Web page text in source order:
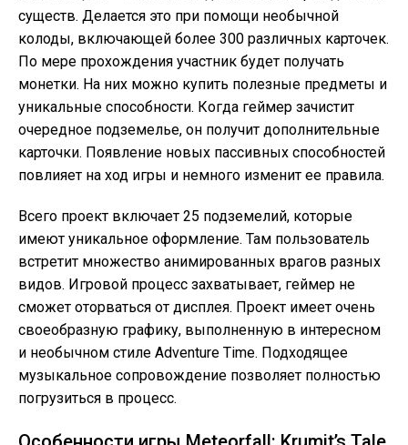
существ. Делается это при помощи необычной
колоды, включающей более 300 различных карточек.
По мере прохождения участник будет получать
монетки. На них можно купить полезные предметы и
уникальные способности. Когда геймер зачистит
очередное подземелье, он получит дополнительные
карточки. Появление новых пассивных способностей
повлияет на ход игры и немного изменит ее правила.
Всего проект включает 25 подземелий, которые
имеют уникальное оформление. Там пользователь
встретит множество анимированных врагов разных
видов. Игровой процесс захватывает, геймер не
сможет оторваться от дисплея. Проект имеет очень
своеобразную графику, выполненную в интересном
и необычном стиле Adventure Time. Подходящее
музыкальное сопровождение позволяет полностью
погрузиться в процесс.